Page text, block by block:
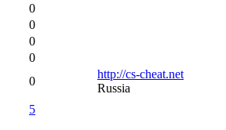
0
0
0
0
0
http://cs-cheat.net
Russia
5